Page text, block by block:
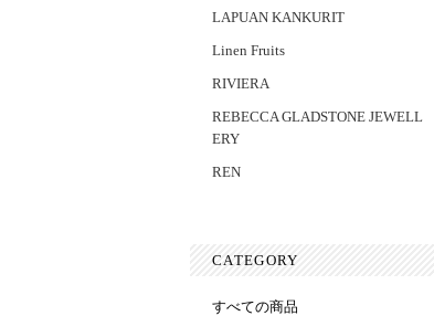
LAPUAN KANKURIT
Linen Fruits
RIVIERA
REBECCA GLADSTONE JEWELL
ERY
REN
CATEGORY
すべての商品